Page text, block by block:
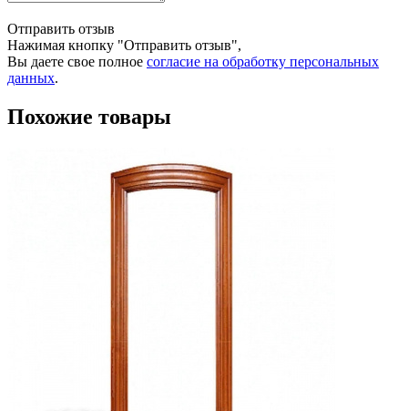
Отправить отзыв
Нажимая кнопку "Отправить отзыв",
Вы даете свое полное согласие на обработку персональных
данных.
Похожие товары